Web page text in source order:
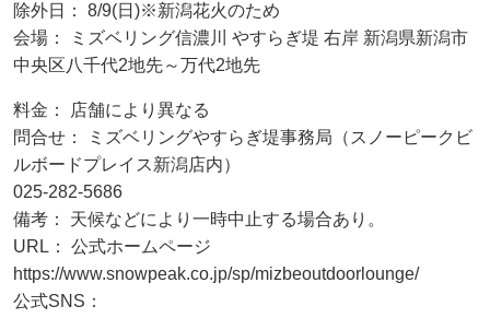
除外日： 8/9(日)※新潟花火のため
会場： ミズベリング信濃川 やすらぎ堤 右岸 新潟県新潟市
中央区八千代2地先～万代2地先
料金： 店舗により異なる
問合せ： ミズベリングやすらぎ堤事務局（スノーピークビ
ルボードプレイス新潟店内）
025-282-5686
備考： 天候などにより一時中止する場合あり。
URL： 公式ホームページ
https://www.snowpeak.co.jp/sp/mizbeoutdoorlounge/
公式SNS：